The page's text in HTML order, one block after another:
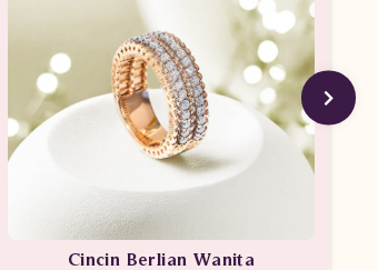
Cincin Berlian Wanita